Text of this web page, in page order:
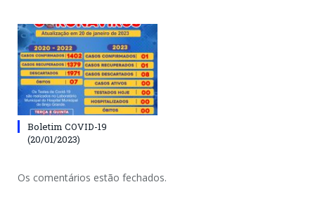
Boletim COVID-19
(20/01/2023)
Os comentários estão fechados.